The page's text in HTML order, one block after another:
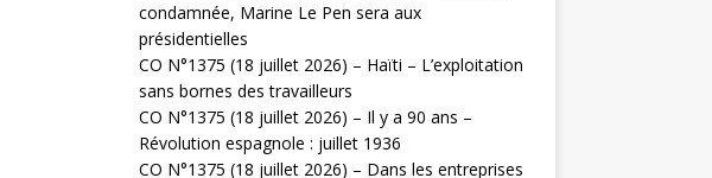
condamnée, Marine Le Pen sera aux
présidentielles
CO N°1375 (18 juillet 2026) – Haïti – L’exploitation
sans bornes des travailleurs
CO N°1375 (18 juillet 2026) – Il y a 90 ans –
Révolution espagnole : juillet 1936
CO N°1375 (18 juillet 2026) – Dans les entreprises